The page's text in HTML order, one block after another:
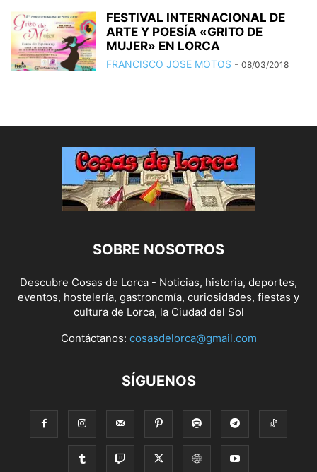
FESTIVAL INTERNACIONAL DE
ARTE Y POESÍA «GRITO DE
MUJER» EN LORCA
FRANCISCO JOSE MOTOS - 08/03/2018
SOBRE NOSOTROS
Descubre Cosas de Lorca - Noticias, historia, deportes,
eventos, hostelería, gastronomía, curiosidades, fiestas y
cultura de Lorca, la Ciudad del Sol
Contáctanos: cosasdelorca@gmail.com
SÍGUENOS